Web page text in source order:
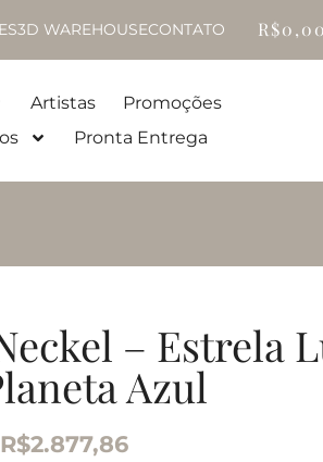
3D WAREHOUSECONTATO R$0,00
Artistas
Promoções
Pronta Entrega
– Estrela
Azul
R$2.877,86